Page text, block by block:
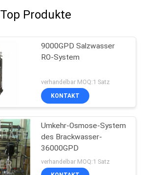
Top Produkte
9000GPD Salzwasser
RO-System
verhandelbar MOQ:1 Satz
KONTAKT
Umkehr-Osmose-System
des Brackwasser-
36000GPD
verhandelbar MOQ:1 Satz